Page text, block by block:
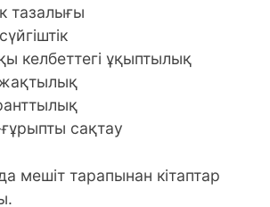
тазалығы
келбеттегі ұқыптылық
сақтау
мешіт тарапынан кітаптар